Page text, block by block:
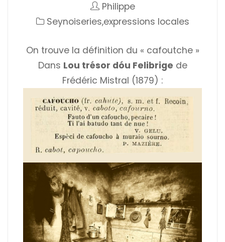
Philippe
Seynoiseries,expressions locales
On trouve la définition du « cafoutche »
Dans Lou trésor dóu Felibrige de
Frédéric Mistral (1879) :